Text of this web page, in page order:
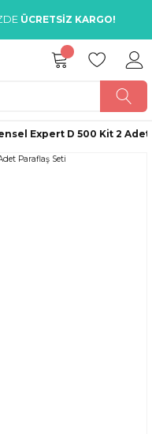
ÜCRETSİZ KARGO!
Expert D 500 Kit 2 Adet